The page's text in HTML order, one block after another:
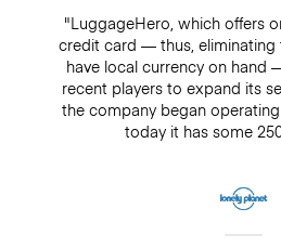
"LuggageHero, which offers
credit card — thus, eliminating
have local currency on hand
recent players to expand its
the company began
today it has some